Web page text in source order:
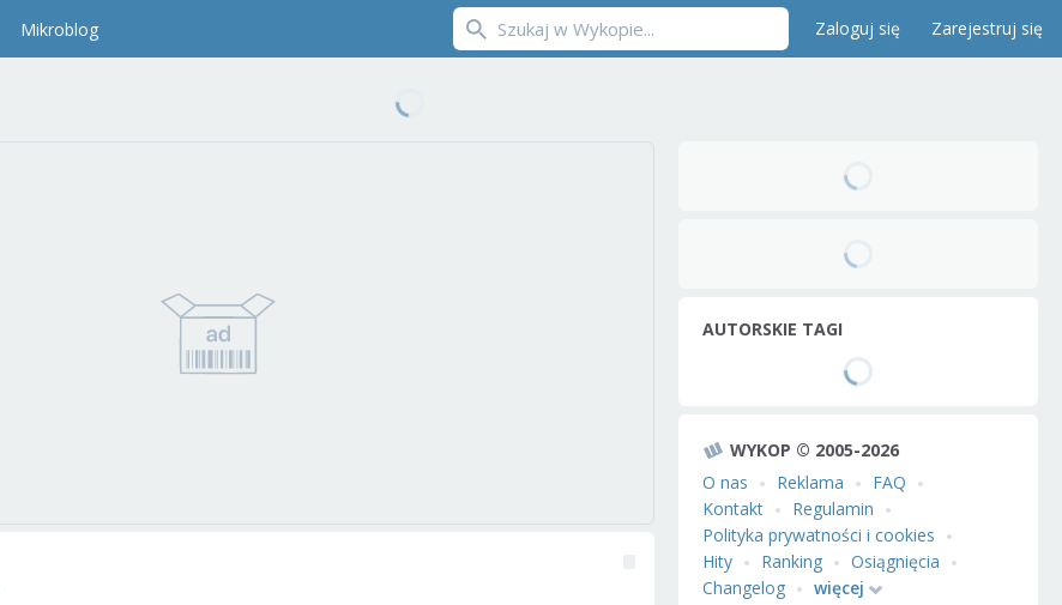
Mikroblog Zaloguj się Zarejestruj się
AUTORSKIE TAGI
WYKOP © 2005-2026
O nas
Reklama
FAQ
Kontakt
Regulamin
Polityka prywatności i cookies
Hity
Ranking
Osiągnięcia
Changelog
więcej